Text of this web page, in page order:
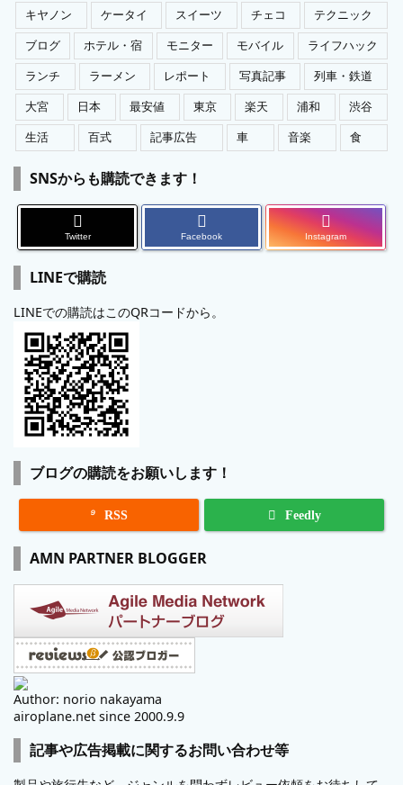
キヤノン
ケータイ スイーツ チェコ
テクニック
ブログ
ホテル・宿 モニター モバイル
ライフハック
ランチ
ラーメン レポート 写真記事
列車・鉄道
大宮
日本 最安値 東京 楽天 浦和
渋谷
生活
百式 記事広告 車 音楽 食
SNSからも購読できます！
Twitter Facebook Instagram
LINEで購読
LINEでの購読はこのQRコードから。
ブログの購読をお願いします！
 RSS Feedly
AMN PARTNER BLOGGER
Author: norio nakayama
airoplane.net since 2000.9.9
記事や広告掲載に関するお問い合わせ等